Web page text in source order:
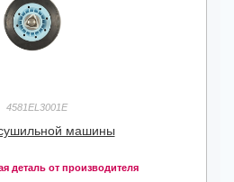
4581EL3001E
машины
деталь от производителя